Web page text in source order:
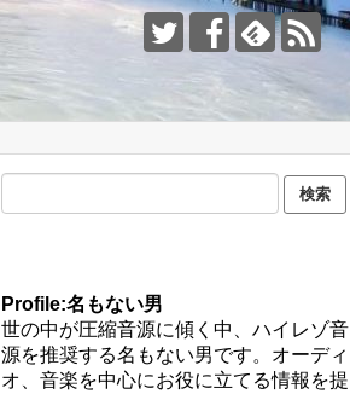
Profile:名もない男
世の中が圧縮音源に傾く中、ハイレゾ音
源を推奨する名もない男です。オーディ
オ、音楽を中心にお役に立てる情報を提